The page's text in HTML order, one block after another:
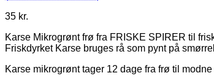
35 kr.
Karse Mikrogrønt frø fra FRISKE SPIRER til
Friskdyrket Karse bruges rå som pynt på
Karse mikrogrønt tager 12 dage fra frø til